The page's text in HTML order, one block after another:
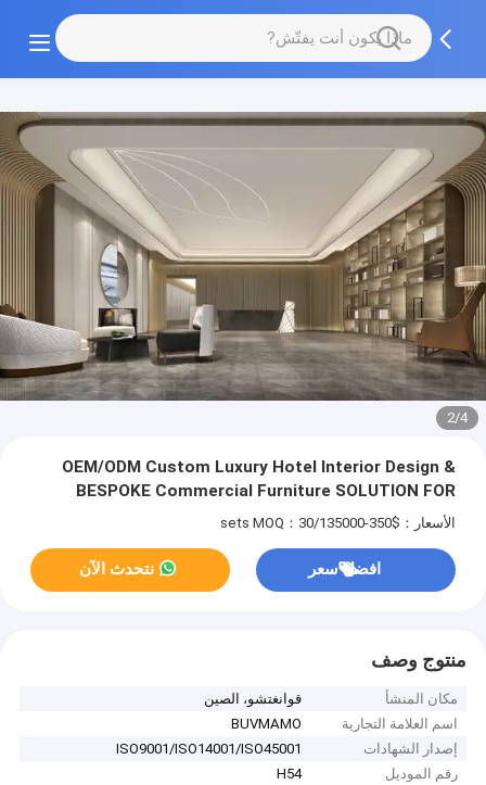
3/4
OEM/ODM Custom Luxury Hotel Interior Design &
BESPOKE Commercial Furniture SOLUTION FOR
الأسعار：$350-135000/sets MOQ：30
افضل سعر نتحدث الآن
منتوج وصف
مكان المنشأ
قوانغتشو، الصين
اسم العلامة التجارية
BUVMAMO
إصدار الشهادات
ISO9001/ISO14001/ISO45001
رقم الموديل
H54